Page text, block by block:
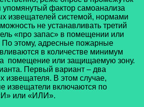
фактор самоанализа
извещателей системой, нормами
не устанавливать третий
«про запас» в помещении или
этому, адресные пожарные
в количестве минимум
помещение или защищаемую зону.
Первый вариант – два
извещателя. В этом случае,
извещатели включаются по
или «ИЛИ».